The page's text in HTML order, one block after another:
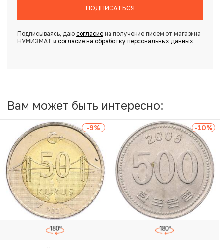
ПОДПИСАТЬСЯ
Подписываясь, даю согласиена получение писем от магазина
НУМИЗМАТ и согласие на обработку персональных данных
Вам может быть интересно:
-9% -10%